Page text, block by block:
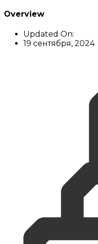
Overview
Updated On:
19 сентября, 2024